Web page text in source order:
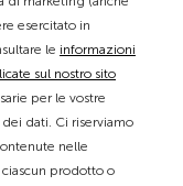
esercitato in
le informazioni
sul nostro sito
per le vostre
dati. Ci riserviamo
nelle
prodotto o